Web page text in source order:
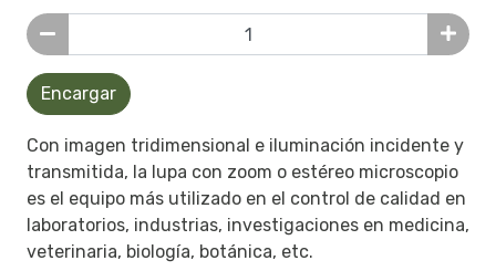
Encargar
Con imagen tridimensional e iluminación incidente y
transmitida, la lupa con zoom o estéreo microscopio
es el equipo más utilizado en el control de calidad en
laboratorios, industrias, investigaciones en medicina,
veterinaria, biología, botánica, etc.